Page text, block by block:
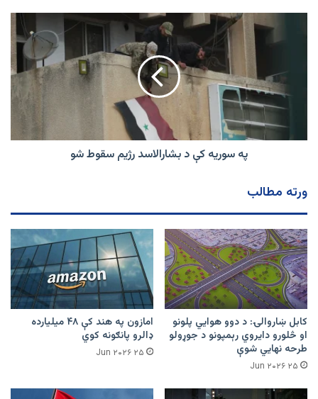
بشارالاسد
سقوط
په سوریه کې د بشارالاسد رژیم سقوط شو
ورته مطالب
کابل ښاروالۍ: د دوو هوايي پلونو
او څلورو دایروي رېمپونو د جوړولو
طرحه نهایي شوې
۲۵ Jun ۲۰۲۶
امازون په هند کې ۴۸ میلیارده
ډالرو پانګونه کوي
۲۵ Jun ۲۰۲۶